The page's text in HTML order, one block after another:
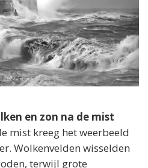
en zon na de mist
mist kreeg het weerbeeld
Wolkenvelden wisselden
terwijl grote